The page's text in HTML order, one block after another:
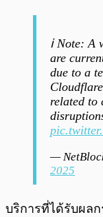
ℹ️ Note: A
are
due to a
related to
—
2025
บริการที่ได้รับผล